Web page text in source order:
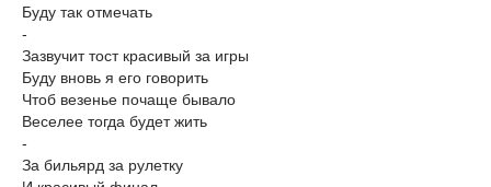
Буду так отмечать
-
Зазвучит тост красивый за игры
Буду вновь я его говорить
Чтоб везенье почаще бывало
Веселее тогда будет жить
-
За бильярд за рулетку